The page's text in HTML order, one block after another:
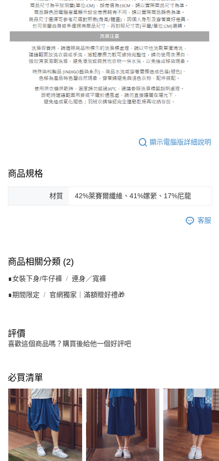
顯示電腦版詳細說明
商品規格
材質 42%萊賽爾纖維、41%嫘縈、17%尼龍
客服
商品相關分類 (2)
∎女裝下身/牛仔褲 連身／寬褲
∎期間限定 官網獨家｜滿額贈好禮🎁
評價
喜歡這個商品嗎？購買後給他一個好評吧
必買清單